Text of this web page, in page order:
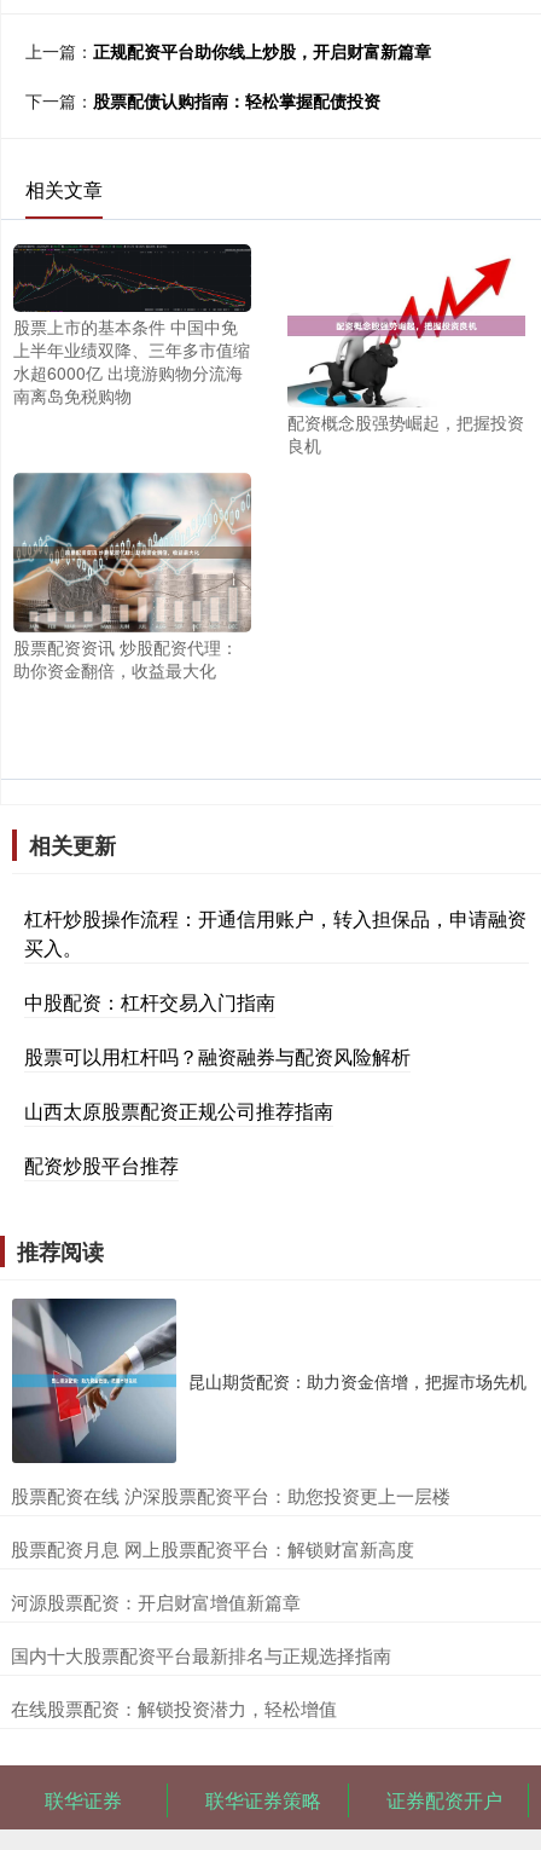
上一篇： 正规配资平台助你线上炒股，开启财富新篇章
下一篇： 股票配债认购指南：轻松掌握配债投资
相关文章
股票上市的基本条件 中国中免
上半年业绩双降、三年多市值缩
水超6000亿 出境游购物分流海
南离岛免税购物
配资概念股强势崛起，把握投资
良机
股票配资资讯 炒股配资代理：
助你资金翻倍，收益最大化
相关更新
杠杆炒股操作流程：开通信用账户，转入担保品，申请融资
买入。
中股配资：杠杆交易入门指南
股票可以用杠杆吗？融资融券与配资风险解析
山西太原股票配资正规公司推荐指南
配资炒股平台推荐
推荐阅读
昆山期货配资：助力资金倍增，把握市场先机
​股票配资在线 沪深股票配资平台：助您投资更上一层楼
​股票配资月息 网上股票配资平台：解锁财富新高度
​河源股票配资：开启财富增值新篇章
​国内十大股票配资平台最新排名与正规选择指南
​在线股票配资：解锁投资潜力，轻松增值
联华证券 联华证券策略 证券配资开户